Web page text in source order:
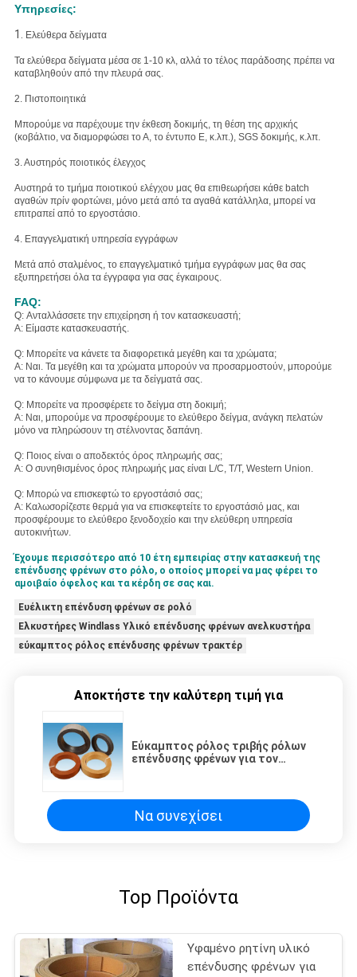
Υπηρεσίες:
1. Ελεύθερα δείγματα
Τα ελεύθερα δείγματα μέσα σε 1-10 κλ, αλλά το τέλος παράδοσης πρέπει να
καταβληθούν από την πλευρά σας.
2. Πιστοποιητικά
Μπορούμε να παρέχουμε την έκθεση δοκιμής, τη θέση της αρχικής
(κοβάλτιο, να διαμορφώσει το Α, το έντυπο Ε, κ.λπ.), SGS δοκιμής, κ.λπ.
3. Αυστηρός ποιοτικός έλεγχος
Αυστηρά το τμήμα ποιοτικού ελέγχου μας θα επιθεωρήσει κάθε batch
αγαθών πρίν φορτώνει, μόνο μετά από τα αγαθά κατάλληλα, μπορεί να
επιτραπεί από το εργοστάσιο.
4. Επαγγελματική υπηρεσία εγγράφων
Μετά από σταλμένος, το επαγγελματικό τμήμα εγγράφων μας θα σας
εξυπηρετήσει όλα τα έγγραφα για σας έγκαιρους.
FAQ:
Q: Ανταλλάσσετε την επιχείρηση ή τον κατασκευαστή;
Α: Είμαστε κατασκευαστής.
Q: Μπορείτε να κάνετε τα διαφορετικά μεγέθη και τα χρώματα;
Α: Ναι. Τα μεγέθη και τα χρώματα μπορούν να προσαρμοστούν, μπορούμε
να το κάνουμε σύμφωνα με τα δείγματά σας.
Q: Μπορείτε να προσφέρετε το δείγμα στη δοκιμή;
Α: Ναι, μπορούμε να προσφέρουμε το ελεύθερο δείγμα, ανάγκη πελατών
μόνο να πληρώσουν τη στέλνοντας δαπάνη.
Q: Ποιος είναι ο αποδεκτός όρος πληρωμής σας;
Α: Ο συνηθισμένος όρος πληρωμής μας είναι L/C, T/T, Western Union.
Q: Μπορώ να επισκεφτώ το εργοστάσιό σας;
Α: Καλωσορίζεστε θερμά για να επισκεφτείτε το εργοστάσιό μας, και
προσφέρουμε το ελεύθερο ξενοδοχείο και την ελεύθερη υπηρεσία
αυτοκινήτων.
Έχουμε περισσότερο από 10 έτη εμπειρίας στην κατασκευή της
επένδυσης φρένων στο ρόλο, ο οποίος μπορεί να μας φέρει το
αμοιβαίο όφελος και τα κέρδη σε σας και.
Ευέλικτη επένδυση φρένων σε ρολό
Ελκυστήρες Windlass Υλικό επένδυσης φρένων ανελκυστήρα
εύκαμπτος ρόλος επένδυσης φρένων τρακτέρ
Αποκτήστε την καλύτερη τιμή για
Εύκαμπτος ρόλος τριβής ρόλων
επένδυσης φρένων για τον
βαρούλκων
Να συνεχίσει
Top Προϊόντα
Υφαμένο ρητίνη υλικό
επένδυσης φρένων για